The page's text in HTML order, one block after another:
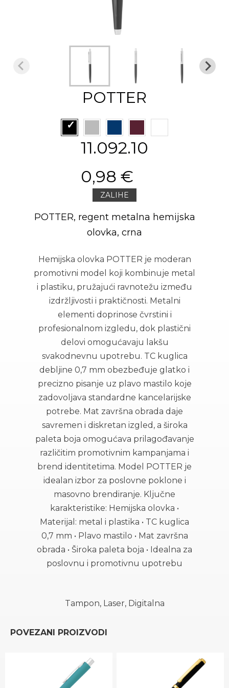
POTTER
11.092.10
0,98 €
ZALIHE
POTTER, regent metalna hemijska
olovka, crna
Hemijska olovka POTTER je moderan
promotivni model koji kombinuje metal
i plastiku, pružajući ravnotežu između
izdržljivosti i praktičnosti. Metalni
elementi doprinose čvrstini i
profesionalnom izgledu, dok plastični
delovi omogućavaju lakšu
svakodnevnu upotrebu. TC kuglica
debljine 0,7 mm obezbeđuje glatko i
precizno pisanje uz plavo mastilo koje
zadovoljava standardne kancelarijske
potrebe. Mat završna obrada daje
savremen i diskretan izgled, a široka
paleta boja omogućava prilagođavanje
različitim promotivnim kampanjama i
brend identitetima. Model POTTER je
idealan izbor za poslovne poklone i
masovno brendiranje. Ključne
karakteristike: Hemijska olovka •
Materijal: metal i plastika • TC kuglica
0,7 mm • Plavo mastilo • Mat završna
obrada • Široka paleta boja • Idealna za
poslovnu i promotivnu upotrebu
Tampon, Laser, Digitalna
POVEZANI PROIZVODI